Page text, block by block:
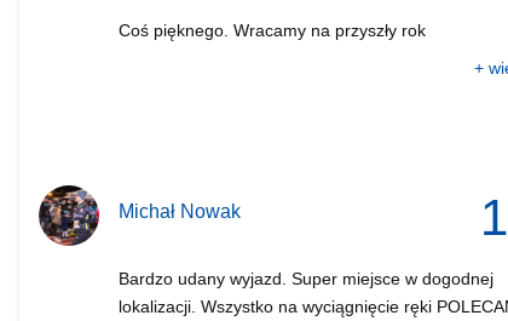
Coś pięknego. Wracamy na przyszły rok
+
Michał Nowak
Bardzo udany wyjazd. Super miejsce w dogodnej
lokalizacji. Wszystko na wyciągnięcie ręki